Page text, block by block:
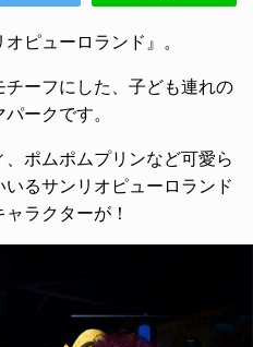
ピューロランド』。
ーフにした、子ども連れの
ークです。
ポムポムプリンなど可愛ら
るサンリオピューロランド
ラクターが！